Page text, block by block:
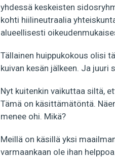
yhdessä keskeisten
kohti hiilineutraalia
alueellisesti
Tällainen huippukokous olisi
kuivan kesän jälkeen. Ja
Nyt kuitenkin vaikuttaa siltä,
Tämä on käsittämätöntä.
menee ohi. Mikä?
Meillä on käsillä yksi
varmaankaan ole ihan